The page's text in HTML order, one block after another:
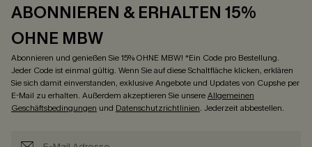
ABONNIEREN & ERHALTEN 15%
OHNE MBW
Abonnieren und genießen Sie 15% OHNE MBW! *Ein Code pro Bestellung.
Jeder Code ist einmal gültig. Wenn Sie auf diese Schaltfläche klicken, erklären
Sie sich damit einverstanden, exklusive Angebote und Updates von Cupshe per
E-Mail zu erhalten. Außerdem akzeptieren Sie unsereAllgemeinen
Geschäftsbedingungen und Datenschutzrichtlinien. Jederzeit abbestellen.